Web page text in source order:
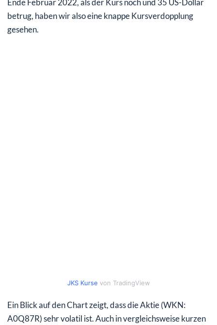
Ende Februar 2022, als der Kurs noch und 35 US-Dollar
betrug, haben wir also eine knappe Kursverdopplung
gesehen.
JKS Kurse von TradingView
Ein Blick auf den Chart zeigt, dass die Aktie (WKN:
A0Q87R) sehr volatil ist. Auch in vergleichsweise kurzen